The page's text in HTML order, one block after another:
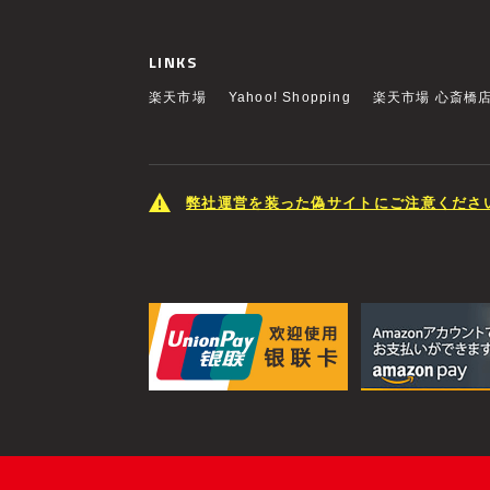
LINKS
楽天市場 Yahoo! Shopping 楽天市場 心斎橋
弊社運営を装った偽サイトにご注意くださ